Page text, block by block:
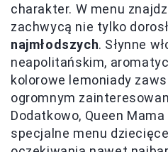
charakter. W menu
zachwycą nie tylko
najmłodszych. Słynne
neapolitańskim,
kolorowe lemoniady
ogromnym
Dodatkowo, Queen
specjalne menu